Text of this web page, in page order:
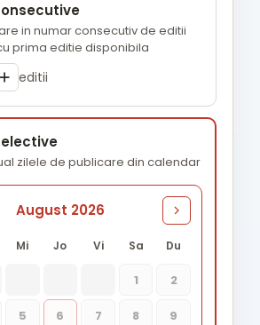
in numar consecutiv de editii
prima editie disponibila
editii
zilele de publicare din calendar
August 2026
Mi Jo Vi Sa Du
1 2
5 6 7 8 9